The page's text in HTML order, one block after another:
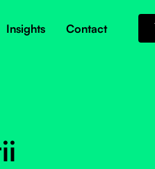
Insights Contact